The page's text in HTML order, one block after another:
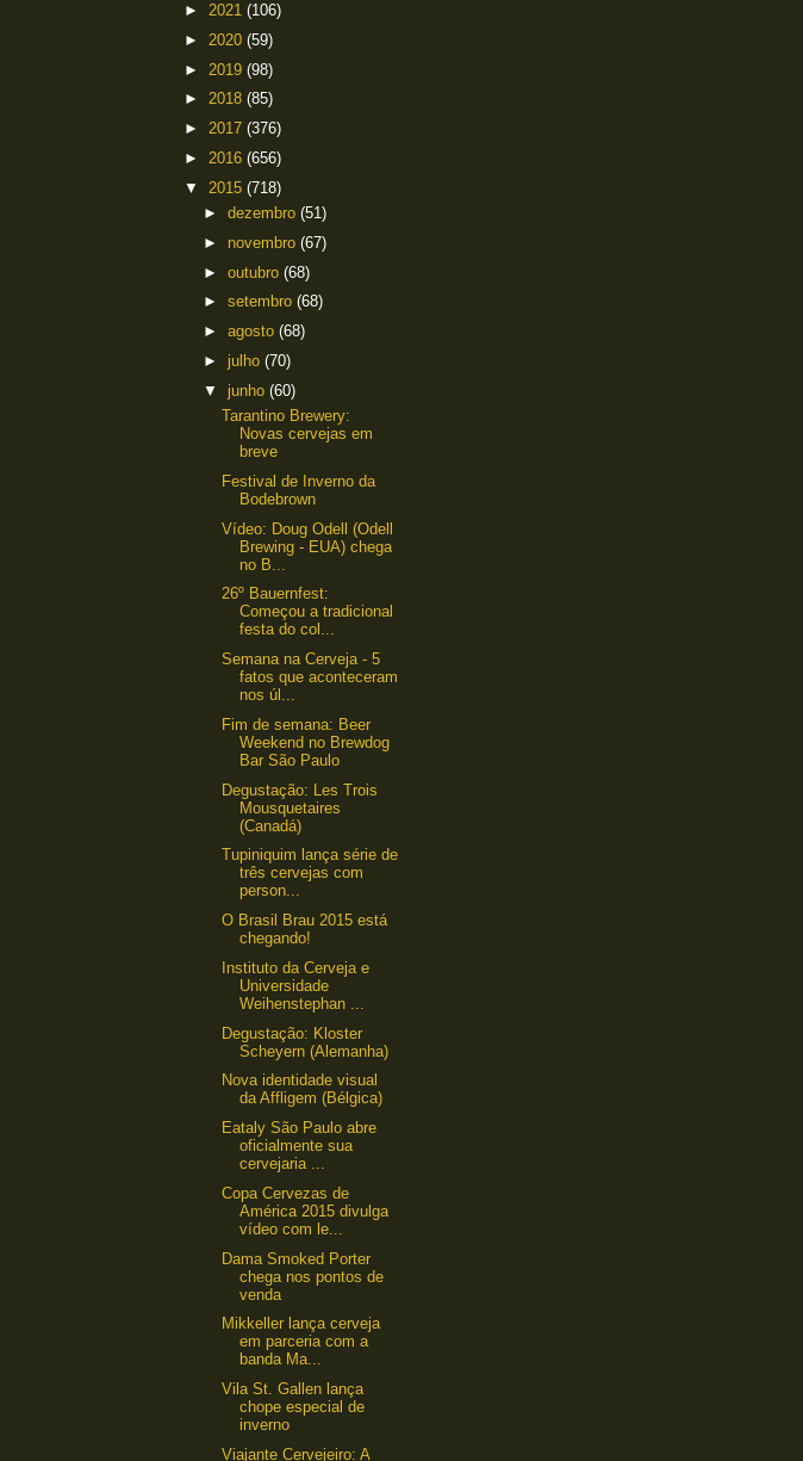
► 2021 (106)
► 2020 (59)
► 2019 (98)
► 2018 (85)
► 2017 (376)
► 2016 (656)
▼ 2015 (718)
► dezembro (51)
► novembro (67)
► outubro (68)
► setembro (68)
► agosto (68)
► julho (70)
▼ junho (60)
Tarantino Brewery:
Novas cervejas em
breve
Festival de Inverno da
Bodebrown
Vídeo: Doug Odell (Odell
Brewing - EUA) chega
no B...
26º Bauernfest:
Começou a tradicional
festa do col...
Semana na Cerveja - 5
fatos que aconteceram
nos úl...
Fim de semana: Beer
Weekend no Brewdog
Bar São Paulo
Degustação: Les Trois
Mousquetaires
(Canadá)
Tupiniquim lança série de
três cervejas com
person...
O Brasil Brau 2015 está
chegando!
Instituto da Cerveja e
Universidade
Weihenstephan ...
Degustação: Kloster
Scheyern (Alemanha)
Nova identidade visual
da Affligem (Bélgica)
Eataly São Paulo abre
oficialmente sua
cervejaria ...
Copa Cervezas de
América 2015 divulga
vídeo com le...
Dama Smoked Porter
chega nos pontos de
venda
Mikkeller lança cerveja
em parceria com a
banda Ma...
Vila St. Gallen lança
chope especial de
inverno
Viajante Cervejeiro: A